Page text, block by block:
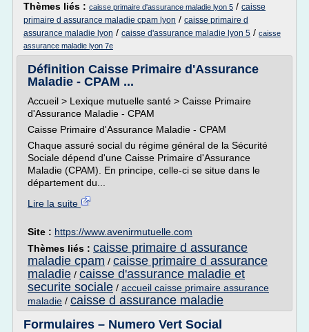
Thèmes liés : caisse primaire d'assurance maladie lyon 5 / caisse
primaire d assurance maladie cpam lyon / caisse primaire d
assurance maladie lyon / caisse d'assurance maladie lyon 5 / caisse
assurance maladie lyon 7e
Définition Caisse Primaire d'Assurance
Maladie - CPAM ...
Accueil > Lexique mutuelle santé > Caisse Primaire
d'Assurance Maladie - CPAM
Caisse Primaire d'Assurance Maladie - CPAM
Chaque assuré social du régime général de la Sécurité
Sociale dépend d'une Caisse Primaire d'Assurance
Maladie (CPAM). En principe, celle-ci se situe dans le
département du...
Lire la suite
Site : https://www.avenirmutuelle.com
Thèmes liés : caisse primaire d assurance
maladie cpam / caisse primaire d assurance
maladie / caisse d'assurance maladie et
securite sociale / accueil caisse primaire assurance
maladie / caisse d assurance maladie
Formulaires – Numero Vert Social